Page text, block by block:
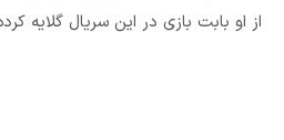
از او بابت بازی در این سریال گلایه